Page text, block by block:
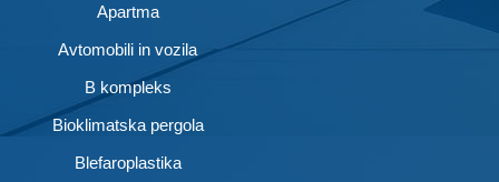
Apartma
Avtomobili in vozila
B kompleks
Bioklimatska pergola
Blefaroplastika